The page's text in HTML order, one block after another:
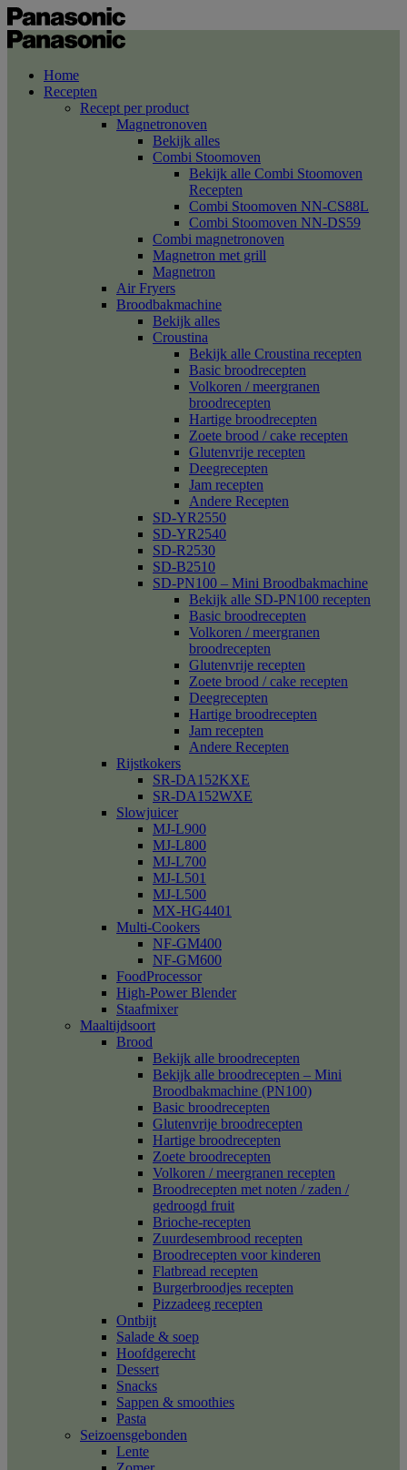
Home
Recepten
Recept per product
Magnetronoven
Bekijk alles
Combi Stoomoven
Bekijk alle Combi Stoomoven
Recepten
Combi Stoomoven NN-CS88L
Combi Stoomoven NN-DS59
Combi magnetronoven
Magnetron met grill
Magnetron
Air Fryers
Broodbakmachine
Bekijk alles
Croustina
Bekijk alle Croustina recepten
Basic broodrecepten
Volkoren / meergranen
broodrecepten
Hartige broodrecepten
Zoete brood / cake recepten
Glutenvrije recepten
Deegrecepten
Jam recepten
Andere Recepten
SD-YR2550
SD-YR2540
SD-R2530
SD-B2510
SD-PN100 – Mini Broodbakmachine
Bekijk alle SD-PN100 recepten
Basic broodrecepten
Volkoren / meergranen
broodrecepten
Glutenvrije recepten
Zoete brood / cake recepten
Deegrecepten
Hartige broodrecepten
Jam recepten
Andere Recepten
Rijstkokers
SR-DA152KXE
SR-DA152WXE
Slowjuicer
MJ-L900
MJ-L800
MJ-L700
MJ-L501
MJ-L500
MX-HG4401
Multi-Cookers
NF-GM400
NF-GM600
FoodProcessor
High-Power Blender
Staafmixer
Maaltijdsoort
Brood
Bekijk alle broodrecepten
Bekijk alle broodrecepten – Mini
Broodbakmachine (PN100)
Basic broodrecepten
Glutenvrije broodrecepten
Hartige broodrecepten
Zoete broodrecepten
Volkoren / meergranen recepten
Broodrecepten met noten / zaden /
gedroogd fruit
Brioche-recepten
Zuurdesembrood recepten
Broodrecepten voor kinderen
Flatbread recepten
Burgerbroodjes recepten
Pizzadeeg recepten
Ontbijt
Salade & soep
Hoofdgerecht
Dessert
Snacks
Sappen & smoothies
Pasta
Seizoensgebonden
Lente